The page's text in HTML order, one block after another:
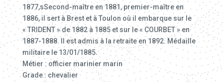
1877,sSecond-maître en 1881, premier-maître en
1886, il sert à Brest et à Toulon où il embarque sur le
« TRIDENT » de 1882 à 1885 et sur le « COURBET » en
1887-1888. Il est admis à la retraite en 1892. Médaille
militaire le 13/01/1885.
Métier : officier marinier marin
Grade : chevalier